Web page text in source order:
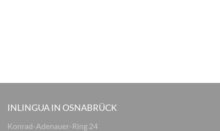
INLINGUA IN OSNABRÜCK
Konrad-Adenauer-Ring 24